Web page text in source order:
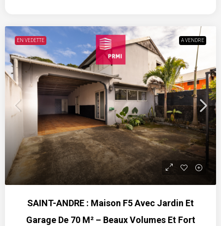
EN VEDETTE A VENDRE
SAINT-ANDRE : Maison F5 Avec Jardin Et
Garage De 70 M² – Beaux Volumes Et Fort